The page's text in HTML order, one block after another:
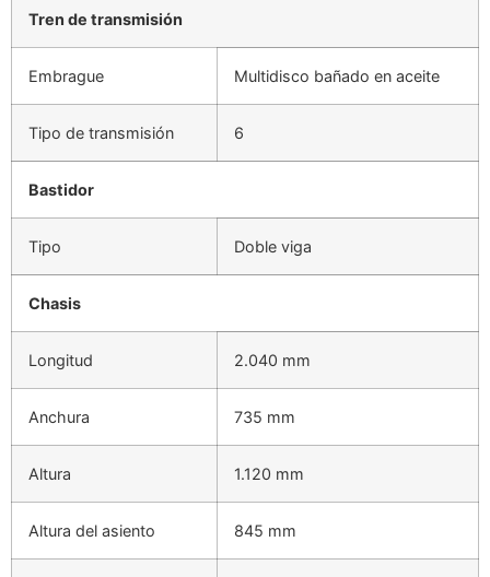
Tren de transmisión
Embrague Multidisco bañado en aceite
Tipo de transmisión 6
Bastidor
Tipo Doble viga
Chasis
Longitud 2.040 mm
Anchura 735 mm
Altura 1.120 mm
Altura del asiento 845 mm